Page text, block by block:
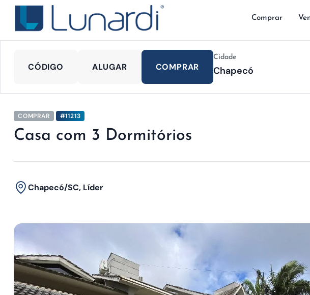
Comprar
CÓDIGO ALUGAR COMPRAR
Cidade
COMPRAR #11213
Casa com 3 Dormitórios
Chapecó/SC, Líder